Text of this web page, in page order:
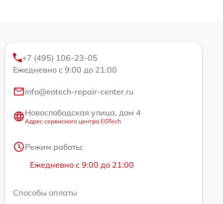
+7 (495) 106-23-05
Ежедневно с 9:00 до 21:00
info@eotech-repair-center.ru
Новослободская улица, дом 4
Адрес сервисного центра EOTech
Режим работы:
Ежедневно с 9:00 до 21:00
Способы оплаты